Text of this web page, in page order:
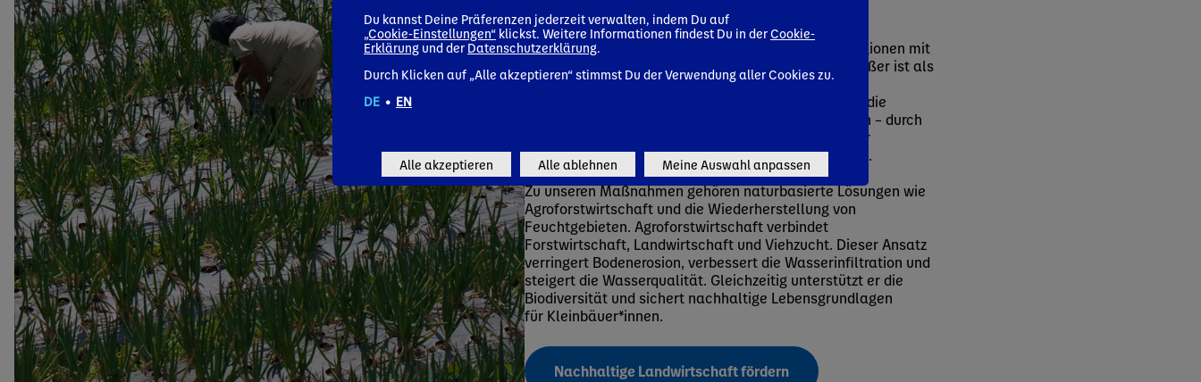
Rund 60 unserer Wassereinzugsgebiete liegen in Regionen mit
erheblichem Wasserstress, wo die Nachfrage oft größer ist als
das Angebot. Unsere Hydrogeolog*innen
und Umweltexpert*innen setzen Programme um, die die
natürliche Erneuerung der Wasserressourcen fördern – durch
die Stärkung der umliegenden Ökosysteme und einer
widerstandsfähigen lokalen Wasserbewirtschaftung.
Zu unseren Maßnahmen gehören naturbasierte Lösungen wie
Agroforstwirtschaft und die Wiederherstellung von
Feuchtgebieten. Agroforstwirtschaft verbindet
Forstwirtschaft, Landwirtschaft und Viehzucht. Dieser Ansatz
verringert Bodenerosion, verbessert die Wasserinfiltration und
steigert die Wasserqualität. Gleichzeitig unterstützt er die
Biodiversität und sichert nachhaltige Lebensgrundlagen
für Kleinbäuer*innen.
Nachhaltige Landwirtschaft fördern
Du kannst Deine Präferenzen jederzeit verwalten, indem Du auf
„Cookie-Einstellungen“ klickst. Weitere Informationen findest Du in derCookie-
Erklärung und der Datenschutzerklärung.
Durch Klicken auf „Alle akzeptieren“ stimmst Du der Verwendung aller Cookies zu.
DE • EN
Alle akzeptieren Alle ablehnen Meine Auswahl anpassen